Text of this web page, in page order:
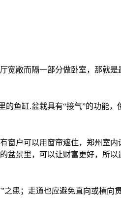
敞而隔一部分做卧室，那就是
鱼缸.盆栽具有“接气”的功能，
户可以用窗帘遮住，郑州室
景里，可以让财富更好，所
患；走道也应避免直向或横